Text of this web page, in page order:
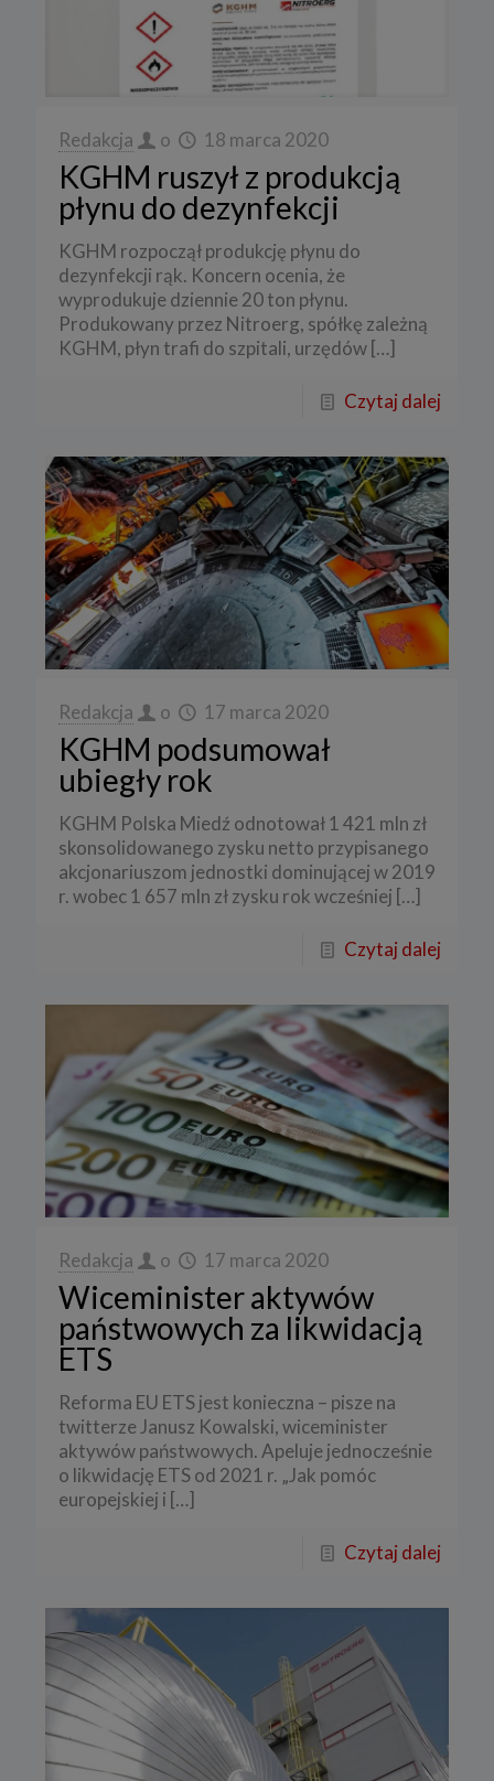
Redakcja o 18 marca 2020
KGHM ruszył z produkcją
płynu do dezynfekcji
KGHM rozpoczął produkcję płynu do
dezynfekcji rąk. Koncern ocenia, że
wyprodukuje dziennie 20 ton płynu.
Produkowany przez Nitroerg, spółkę zależną
KGHM, płyn trafi do szpitali, urzędów[…]
Czytaj dalej
Redakcja o 17 marca 2020
KGHM podsumował
ubiegły rok
KGHM Polska Miedź odnotował 1 421 mln zł
skonsolidowanego zysku netto przypisanego
akcjonariuszom jednostki dominującej w 2019
r. wobec 1 657 mln zł zysku rok wcześniej […]
Czytaj dalej
Redakcja o 17 marca 2020
Wiceminister aktywów
państwowych za likwidacją
ETS
Reforma EU ETS jest konieczna – pisze na
twitterze Janusz Kowalski, wiceminister
aktywów państwowych. Apeluje jednocześnie
o likwidację ETS od 2021 r. „Jak pomóc
europejskiej i […]
Czytaj dalej